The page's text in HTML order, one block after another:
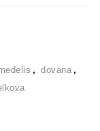
, dovana ,